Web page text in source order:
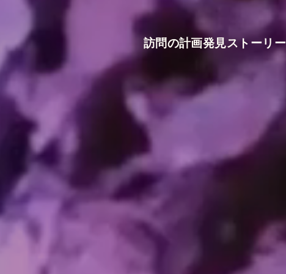
訪問の計画発見ストーリー